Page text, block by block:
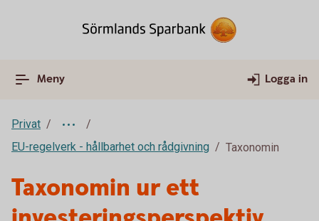
Meny Logga in
Privat
EU-regelverk - hållbarhet och rådgivning
Taxonomin
Taxonomin ur ett